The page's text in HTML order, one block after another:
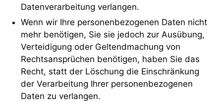
Datenverarbeitung verlangen.
Wenn wir Ihre personenbezogenen Daten nicht
mehr benötigen, Sie sie jedoch zur Ausübung,
Verteidigung oder Geltendmachung von
Rechtsansprüchen benötigen, haben Sie das
Recht, statt der Löschung die Einschränkung
der Verarbeitung Ihrer personenbezogenen
Daten zu verlangen.